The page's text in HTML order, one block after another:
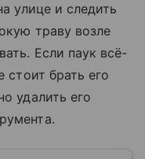
улице и следить
траву возле
Если паук всё-
стоит брать его
удалить его